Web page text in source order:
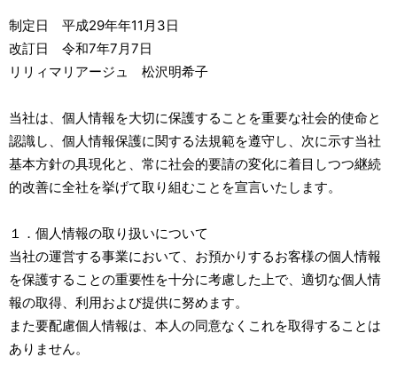
制定日 平成29年年11月3日
改訂日 令和7年7月7日
リリィマリアージュ 松沢明希子
当社は、個人情報を大切に保護することを重要な社会的使命と
認識し、個人情報保護に関する法規範を遵守し、次に示す当社
基本方針の具現化と、常に社会的要請の変化に着目しつつ継続
的改善に全社を挙げて取り組むことを宣言いたします。
１．個人情報の取り扱いについて
当社の運営する事業において、お預かりするお客様の個人情報
を保護することの重要性を十分に考慮した上で、適切な個人情
報の取得、利用および提供に努めます。
また要配慮個人情報は、本人の同意なくこれを取得することは
ありません。